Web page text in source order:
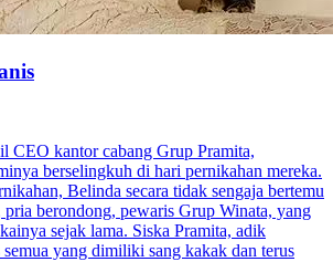
CEO kantor cabang Grup Pramita,
berselingkuh di hari pernikahan mereka.
Belinda secara tidak sengaja bertemu
pria berondong, pewaris Grup Winata, yang
sejak lama. Siska Pramita, adik
yang dimiliki sang kakak dan terus